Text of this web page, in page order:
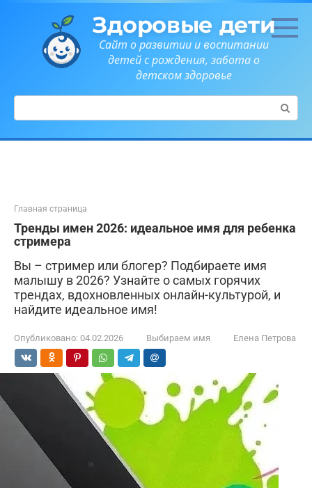
Здоровые дети
Сайт о развитии и воспитании
детей с рождения, забота о
детском здоровье
Поиск:
Главная страница
Тренды имен 2026: идеальное имя для ребенка
стримера
Вы – стример или блогер? Подбираете имя
малышу в 2026? Узнайте о самых горячих
трендах, вдохновленных онлайн-культурой, и
найдите идеальное имя!
Опубликовано: 04.02.2026 Выбираем имя Елена Петрова